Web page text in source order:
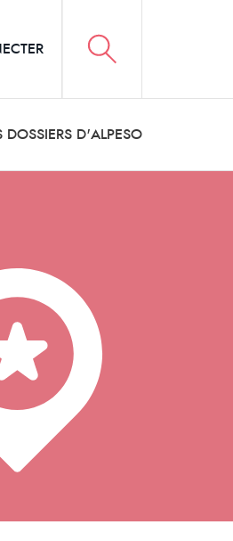
DOSSIERS D'ALPESO